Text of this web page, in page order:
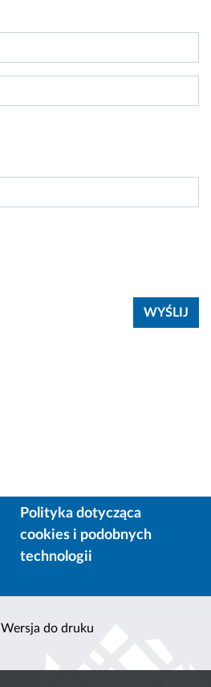
Polityka dotycząca
cookies i podobnych
technologii
Wersja do druku